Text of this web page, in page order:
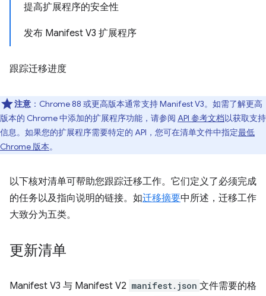
提高扩展程序的安全性
发布 Manifest V3 扩展程序
跟踪迁移进度
注意 ：Chrome 88 或更高版本通常支持 Manifest V3。如需了解更高
版本的 Chrome 中添加的扩展程序功能，请参阅 API 参考文档以获取支持
信息。如果您的扩展程序需要特定的 API，您可在清单文件中指定最低
Chrome 版本。
以下核对清单可帮助您跟踪迁移工作。它们定义了必须完成
的任务以及指向说明的链接。如迁移摘要中所述，迁移工作
大致分为五类。
更新清单
Manifest V3 与 Manifest V2 manifest.json 文件需要的格